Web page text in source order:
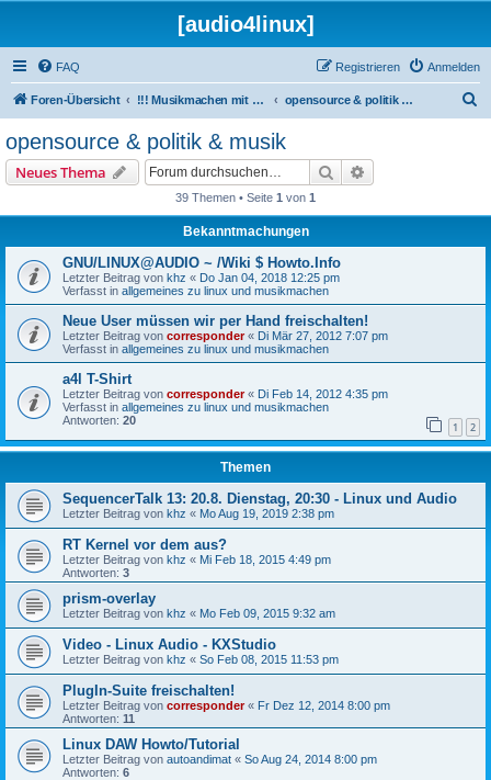
[audio4linux]
FAQ Anmelden
Registrieren
Foren-Übersicht !!! Musikmachen mit Linux !!! opensource & politik & musik
opensource & politik & musik
Neues Thema Suche
39 Themen • Seite 1 von 1
Bekanntmachungen
GNU/LINUX@AUDIO ~ /Wiki $ Howto.Info
Letzter Beitrag von khz « Do Jan 04, 2018 12:25 pm
Verfasst in allgemeines zu linux und musikmachen
Neue User müssen wir per Hand freischalten!
Letzter Beitrag von corresponder« Di Mär 27, 2012 7:07 pm
Verfasst in allgemeines zu linux und musikmachen
a4l T-Shirt
Letzter Beitrag von corresponder« Di Feb 14, 2012 4:35 pm
Verfasst in allgemeines zu linux und musikmachen
Antworten: 20 1 2
Themen
SequencerTalk 13: 20.8. Dienstag, 20:30 - Linux und Audio
Letzter Beitrag von khz « Mo Aug 19, 2019 2:38 pm
RT Kernel vor dem aus?
Letzter Beitrag von khz « Mi Feb 18, 2015 4:49 pm
Antworten: 3
prism-overlay
Letzter Beitrag von khz « Mo Feb 09, 2015 9:32 am
Video - Linux Audio - KXStudio
Letzter Beitrag von khz « So Feb 08, 2015 11:53 pm
PlugIn-Suite freischalten!
Letzter Beitrag von corresponder« Fr Dez 12, 2014 8:00 pm
Antworten: 11
Linux DAW Howto/Tutorial
Letzter Beitrag von autoandimat « So Aug 24, 2014 8:00 pm
Antworten: 6